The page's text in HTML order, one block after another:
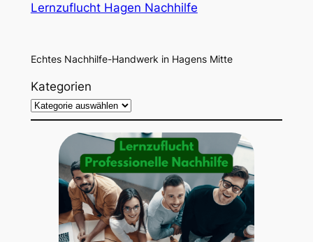
Lernzuflucht Hagen Nachhilfe
Echtes Nachhilfe-Handwerk in Hagens Mitte
Kategorien